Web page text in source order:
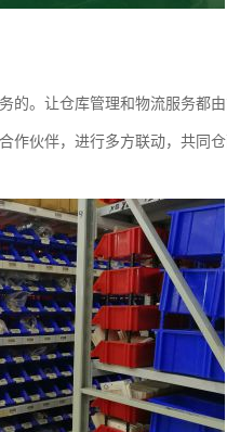
。让仓库管理和物流服务都
作伙伴，进行多方联动，共同